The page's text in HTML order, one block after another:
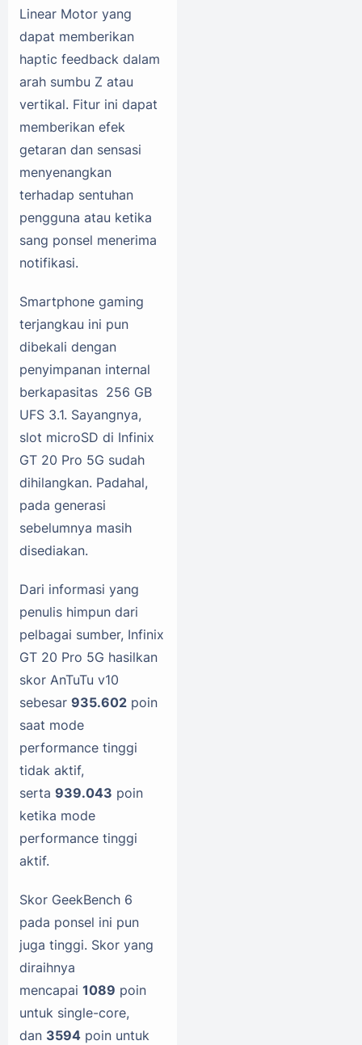
Linear Motor yang
dapat memberikan
haptic feedback dalam
arah sumbu Z atau
vertikal. Fitur ini dapat
memberikan efek
getaran dan sensasi
menyenangkan
terhadap sentuhan
pengguna atau ketika
sang ponsel menerima
notifikasi.
Smartphone gaming
terjangkau ini pun
dibekali dengan
penyimpanan internal
berkapasitas 256 GB
UFS 3.1. Sayangnya,
slot microSD di Infinix
GT 20 Pro 5G sudah
dihilangkan. Padahal,
pada generasi
sebelumnya masih
disediakan.
Dari informasi yang
penulis himpun dari
pelbagai sumber, Infinix
GT 20 Pro 5G hasilkan
skor AnTuTu v10
sebesar 935.602 poin
saat mode
performance tinggi
tidak aktif,
serta 939.043 poin
ketika mode
performance tinggi
aktif.
Skor GeekBench 6
pada ponsel ini pun
juga tinggi. Skor yang
diraihnya
mencapai 1089 poin
untuk single-core,
dan 3594 poin untuk